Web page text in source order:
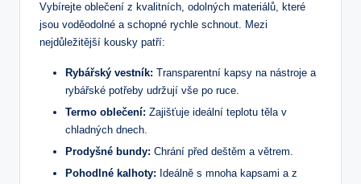
Vybírejte oblečení‍ z ⁤kvalitních, odolných materiálů, které
jsou voděodolné a schopné ⁤rychle schnout.⁤ Mezi
nejdůležitější kousky ‍patří:
Rybářský vestník: Transparentní ⁣kapsy na nástroje a
rybářské potřeby udržují vše po ruce.
Termo oblečení: Zajišťuje⁤ ideální teplotu těla v
chladných dnech.
Prodyšné bundy: ​Chrání před deštěm a větrem.
Pohodlné kalhoty: Ideálně‌ s mnoha kapsami⁢ a z